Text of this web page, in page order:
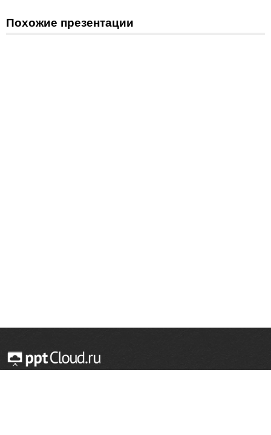
Похожие презентации